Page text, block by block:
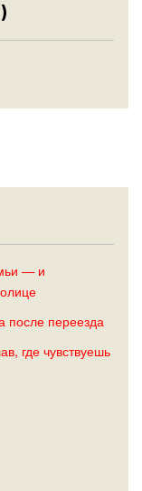
— и
после переезда
где чувствуешь